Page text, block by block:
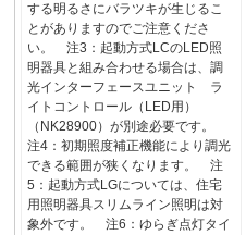
する明るさにバラツキが生じるこ
とがありますのでご注意くださ
い。 注3：起動方式LCのLED照
明器具と組み合わせる場合は、調
光インターフェースユニット ラ
イトコントロール（LED用）
（NK28900）が別途必要です。
注4：初期照度補正機能により調光
できる範囲が狭くなります。 注
5：起動方式LGについては、住宅
用照明器具スリムライン照明は対
象外です。 注6：ゆらぎ点灯タイ